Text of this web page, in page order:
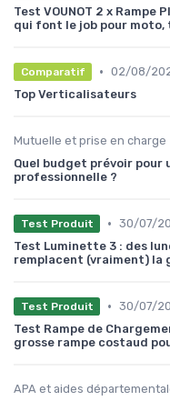
Test VOUNOT 2 x Rampe
qui font le job pour
Comparatif • 02/08/
Top Verticalisateurs
Mutuelle et prise en charge
Quel budget prévoir
professionnelle ?
Test Produit • 30/07/
Test Luminette 3 : des
remplacent (vraiment) la
Test Produit • 30/07/
Test Rampe de
grosse rampe costaud
APA et aides